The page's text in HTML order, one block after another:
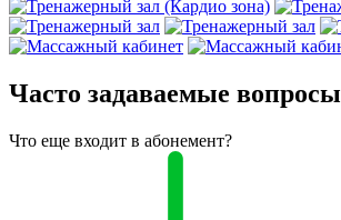
Часто задаваемые вопросы
Что еще входит в абонемент?